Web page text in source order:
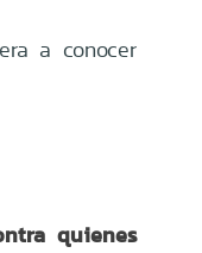
a conocer
quienes